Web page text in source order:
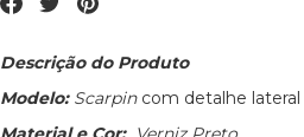
Descrição do Produto
Modelo: Scarpin com detalhe lateral